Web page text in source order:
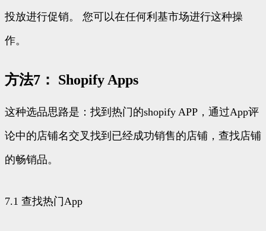
投放进行促销。 您可以在任何利基市场进行这种操
作。
方法7： Shopify Apps
这种选品思路是：找到热门的shopify APP，通过App评
论中的店铺名交叉找到已经成功销售的店铺，查找店铺
的畅销品。
7.1 查找热门App